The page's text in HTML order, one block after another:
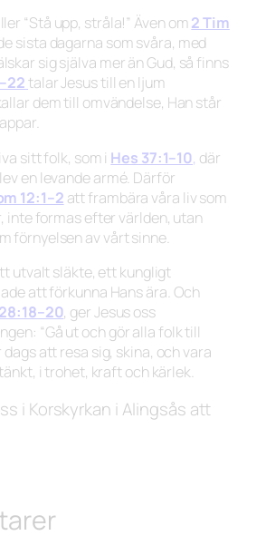
“Stå upp, stråla!” Även om2 Tim
sista dagarna som svåra, med
sig själva mer än Gud, så finns
talar Jesus till en ljum
dem till omvändelse, Han står
sitt folk, som i Hes 37:1–10, där
en levande armé. Därför
12:1–2 att frambära våra liv som
inte formas efter världen, utan
förnyelsen av vårt sinne.
utvalt släkte, ett kungligt
att förkunna Hans ära. Och
, ger Jesus oss
“Gå ut och gör alla folk till
dags att resa sig, skina, och vara
i trohet, kraft och kärlek.
i Korskyrkan i Alingsås att